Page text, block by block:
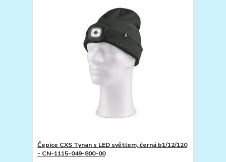
Čepice CXS Tynan s LED světlem, černá b1/12/120
- CN-1115-049-800-00